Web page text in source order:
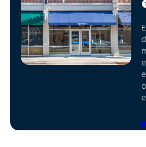
Administrar
cuenta
Encuentra
una
tienda